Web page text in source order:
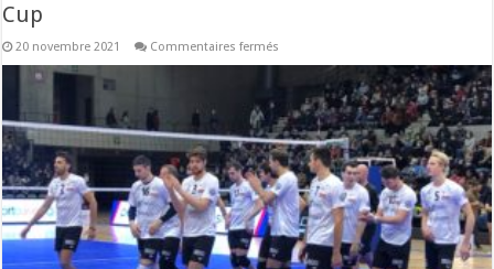
Cup
20 novembre 2021 Commentaires fermés
Sportoase
bouillonant
porte
Haasrode
Leuven
vers
les
1/16e
de
finale
CEV
Cup